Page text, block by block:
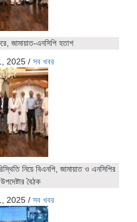
জামায়াত-এনসিপি হতাশ
2025 / সব খবর
নিয়ে বিএনপি, জামায়াত ও এনসিপির
বৈঠক
2025 / সব খবর